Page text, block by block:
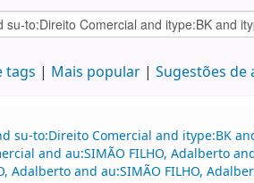
tags Mais popular Sugestões de
su-to:Direito Comercial and itype:BK
and au:SIMÃO FILHO, Adalberto
and au:SIMÃO FILHO,